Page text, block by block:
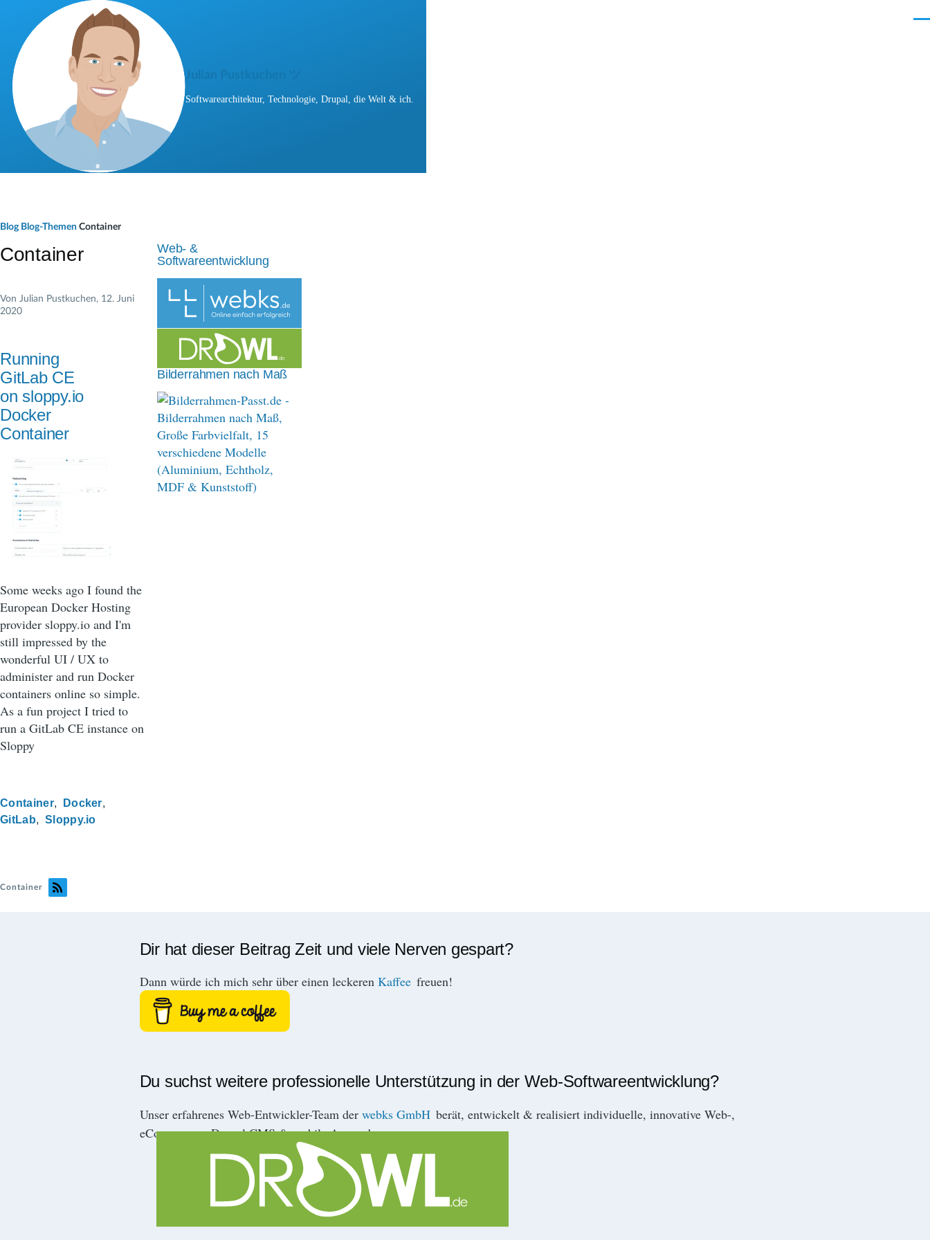
Direkt zum Inhalt
Julian Pustkuchen ツ
Softwarearchitektur, Technologie, Drupal, die Welt & ich.
M
a
d
n
v
i
g
a
Blog Blog-ThemenContainer
Container
Von Julian Pustkuchen, 12. Juni
2020
Running
GitLab CE
on sloppy.io
Docker
Container
Some weeks ago I found the
European Docker Hosting
provider sloppy.io and I'm
still impressed by the
wonderful UI / UX to
administer and run Docker
containers online so simple.
As a fun project I tried to
run a GitLab CE instance on
Sloppy
Container
Docker
GitLab
Sloppy.io
Container
Web- &
Softwareentwicklung
Bilderrahmen nach Maß
Dir hat dieser Beitrag Zeit und viele Nerven gespart?
Dann würde ich mich sehr über einen leckeren Kaffee freuen!
Du suchst weitere professionelle Unterstützung in der Web-Softwareentwicklung?
Unser erfahrenes Web-Entwickler-Team der webks GmbH berät, entwickelt & realisiert individuelle, innovative Web-,
eCommerce-, Drupal CMS & mobile Anwendungen.